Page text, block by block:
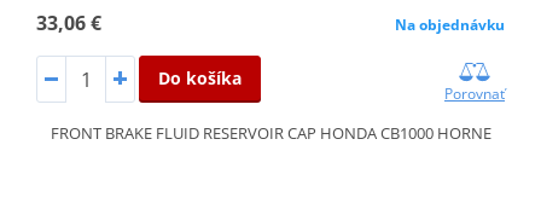
33,06 € Na objednávku
Do košíka
Porovnať
FRONT BRAKE FLUID RESERVOIR CAP HONDA CB1000 HORNE